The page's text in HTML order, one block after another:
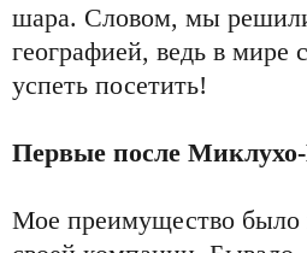
шара. Словом, мы решили
географией, ведь в мире
успеть посетить!
Первые после
Мое преимущество было